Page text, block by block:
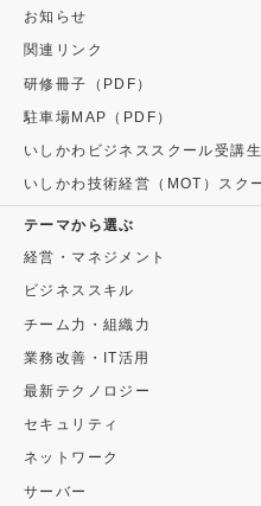
お知らせ
関連リンク
研修冊子（PDF）
駐車場MAP（PDF）
いしかわビジネススクール受講
いしかわ技術経営（MOT）スク
テーマから選ぶ
経営・マネジメント
ビジネススキル
チーム力・組織力
業務改善・IT活用
最新テクノロジー
セキュリティ
ネットワーク
サーバー